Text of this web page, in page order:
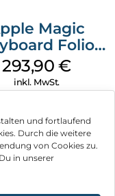
und fortlaufend
Durch die weitere
von Cookies zu.
in unserer
Magic
Folio
10.9″ (10.Gen.)
Weiß
293,90€
inkl. MwSt.